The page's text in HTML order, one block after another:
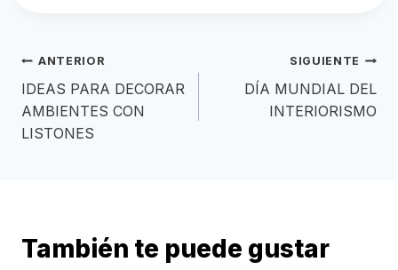
Navegación
de
entradas
ANTERIOR
IDEAS PARA DECORAR
AMBIENTES CON
LISTONES
SIGUIENTE
DÍA MUNDIAL DEL
INTERIORISMO
También te puede gustar